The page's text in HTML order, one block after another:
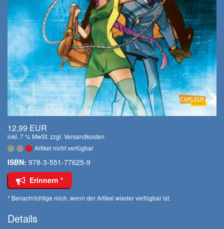
12,99 EUR
inkl. 7 % MwSt. zzgl. Versandkosten
Artikel nicht verfügbar
ISBN: 978-3-551-77625-9
Erinnern *
* Benachrichtige mich, wenn der Artikel wieder verfügbar ist.
Details